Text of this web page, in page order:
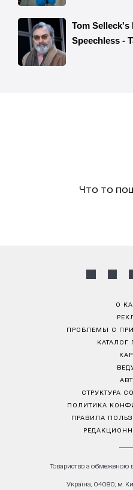
Что то
О
ПРОБЛЕМЫ С
КАТАЛОГ
СТРУКТУРА
ПОЛИТИКА
ПРАВИЛА
Товариство з обмеженою
Україна, 04080, м.